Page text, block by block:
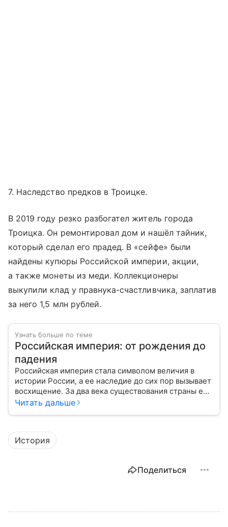
7. Наследство предков в Троицке.
В 2019 году резко разбогател житель города
Троицка. Он ремонтировал дом и нашёл тайник,
который сделал его прадед. В «сейфе» были
найдены купюры Российской империи, акции,
а также монеты из меди. Коллекционеры
выкупили клад у правнука-счастливчика, заплатив
за него 1,5 млн рублей.
Узнать больше по теме
Российская империя: от рождения до
падения
Российская империя стала символом величия в
истории России, а ее наследие до сих пор вызывает
восхищение. За два века существования страны ее
площадь увеличилась с 15 миллионов квадратных
Российская империя стала страной с самой
большой территорией в мире. С ее мощью были
вынуждены считаться самые сильные страны мира:
большую площадь — но за счет отдаленных
геноциде народов. Более того, огромные
Читать дальше
История
Поделиться